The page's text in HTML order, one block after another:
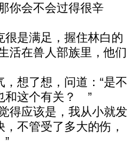
你会不会过得很辛
很是满足，握住林白的
活在兽人部族里，他们
想了想，问道：“是不
和这个有关？ ”
得应该是，我从小就发
不管受了多大的伤，
”